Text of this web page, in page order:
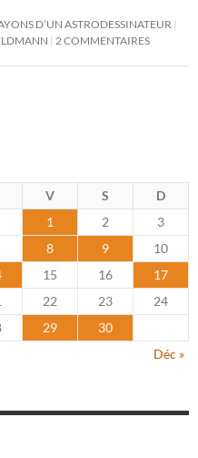
D’UN ASTRODESSINATEUR
2 COMMENTAIRES
V S
D
1
2
3
8 9
10
15 16
17
22 23
24
29
30
Déc »